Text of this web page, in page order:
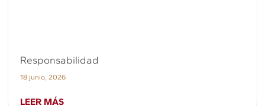
Responsabilidad
18 junio, 2026
LEER MÁS